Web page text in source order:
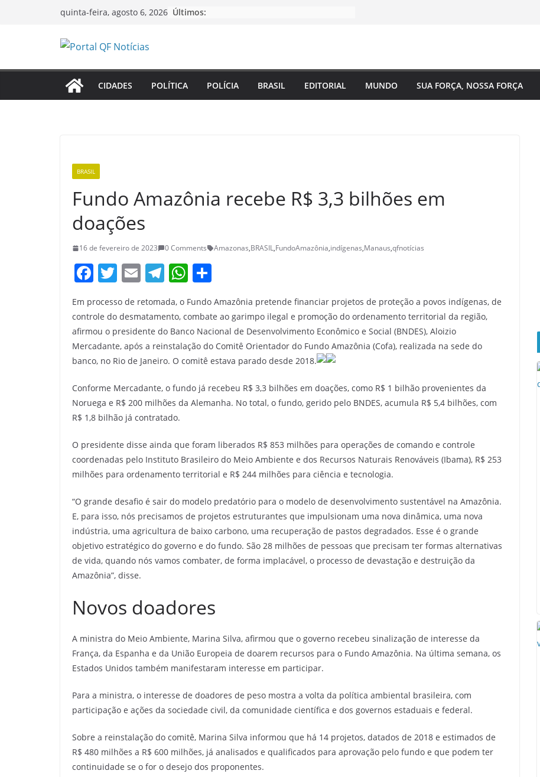
quinta-feira, agosto 6, 2026 Últimos:
CIDADES POLÍTICA POLÍCIA BRASIL EDITORIAL MUNDO SUA FORÇA, NOSSA FORÇA
BRASIL
Fundo Amazônia recebe R$ 3,3 bilhões em
doações
16 de fevereiro de 2023 0 Comments Amazonas,BRASIL,FundoAmazônia,indígenas,Manaus,qfnotícias
F
c
e
b
o
o
k
T
w
itt
er
E
ai
l
T
el
e
gr
a
m
W
at
s
A
p
p
ar
e
Em processo de retomada, o Fundo Amazônia pretende financiar projetos de proteção a povos indígenas, de
controle do desmatamento, combate ao garimpo ilegal e promoção do ordenamento territorial da região,
afirmou o presidente do Banco Nacional de Desenvolvimento Econômico e Social (BNDES), Aloizio
Mercadante, após a reinstalação do Comitê Orientador do Fundo Amazônia (Cofa), realizada na sede do
banco, no Rio de Janeiro. O comitê estava parado desde 2018.
Conforme Mercadante, o fundo já recebeu R$ 3,3 bilhões em doações, como R$ 1 bilhão provenientes da
Noruega e R$ 200 milhões da Alemanha. No total, o fundo, gerido pelo BNDES, acumula R$ 5,4 bilhões, com
R$ 1,8 bilhão já contratado.
O presidente disse ainda que foram liberados R$ 853 milhões para operações de comando e controle
coordenadas pelo Instituto Brasileiro do Meio Ambiente e dos Recursos Naturais Renováveis (Ibama), R$ 253
milhões para ordenamento territorial e R$ 244 milhões para ciência e tecnologia.
“O grande desafio é sair do modelo predatório para o modelo de desenvolvimento sustentável na Amazônia.
E, para isso, nós precisamos de projetos estruturantes que impulsionam uma nova dinâmica, uma nova
indústria, uma agricultura de baixo carbono, uma recuperação de pastos degradados. Esse é o grande
objetivo estratégico do governo e do fundo. São 28 milhões de pessoas que precisam ter formas alternativas
de vida, quando nós vamos combater, de forma implacável, o processo de devastação e destruição da
Amazônia”, disse.
Novos doadores
A ministra do Meio Ambiente, Marina Silva, afirmou que o governo recebeu sinalização de interesse da
França, da Espanha e da União Europeia de doarem recursos para o Fundo Amazônia. Na última semana, os
Estados Unidos também manifestaram interesse em participar.
Para a ministra, o interesse de doadores de peso mostra a volta da política ambiental brasileira, com
participação e ações da sociedade civil, da comunidade científica e dos governos estaduais e federal.
Sobre a reinstalação do comitê, Marina Silva informou que há 14 projetos, datados de 2018 e estimados de
R$ 480 milhões a R$ 600 milhões, já analisados e qualificados para aprovação pelo fundo e que podem ter
continuidade se o for o desejo dos proponentes.